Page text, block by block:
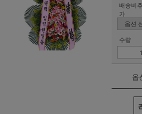
배송비추
가
수량
옵